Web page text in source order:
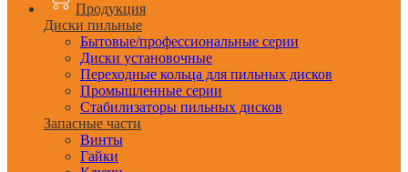
Продукция
Диски пильные
Бытовые/профессиональные серии
Диски установочные
Переходные кольца для пильных дисков
Промышленные серии
Стабилизаторы пильных дисков
Запасные части
Винты
Гайки